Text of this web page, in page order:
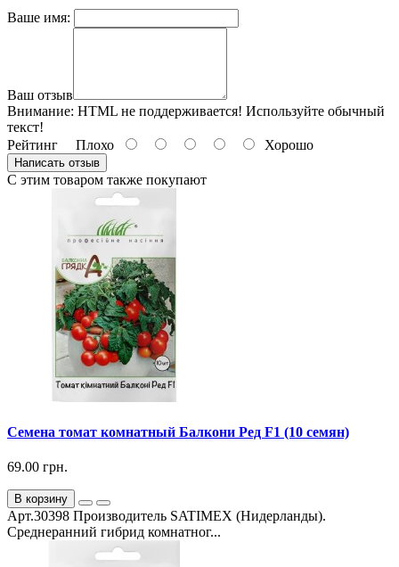
Ваше имя:
Ваш отзыв
Внимание: HTML не поддерживается! Используйте обычный
текст!
Рейтинг Плохо Хорошо
Написать отзыв
С этим товаром также покупают
Семена томат комнатный Балкони Ред F1 (10 семян)
69.00 грн.
В корзину
Арт.30398 Производитель SATIMEX (Нидерланды).
Среднеранний гибрид комнатног...